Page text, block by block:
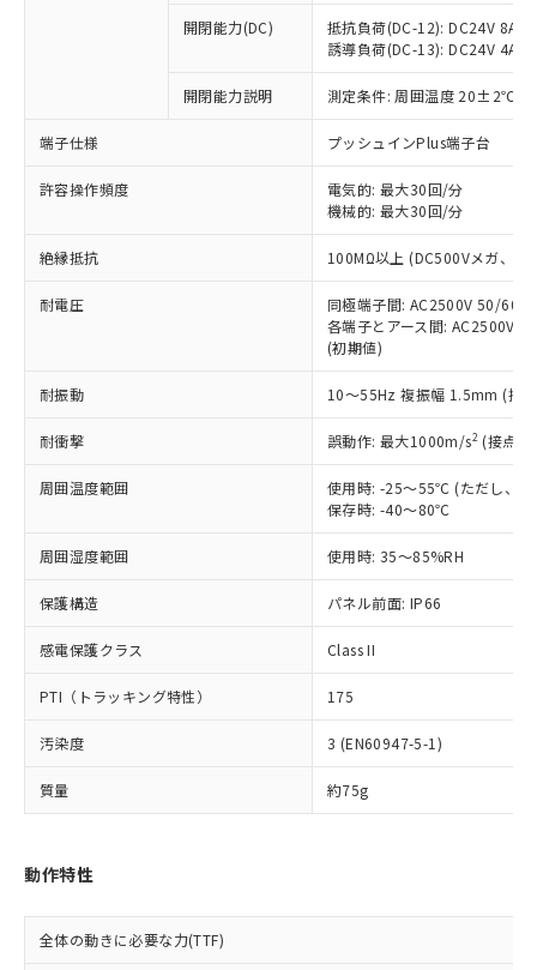
開閉能力(DC)
抵抗負荷(DC-12): DC24V 8A/
誘導負荷(DC-13): DC24V 4A/
開閉能力説明 測定条件: 周囲温度 20±2℃、
端子仕様 プッシュインPlus端子台
許容操作頻度
電気的: 最大30回/分
機械的: 最大30回/分
絶縁抵抗 100MΩ以上 (DC500Vメガ、点
耐電圧
同極端子間: AC2500V 50/
各端子とアース間: AC2500V
(初期値)
耐振動 10～55Hz 複振幅 1.5mm (接
耐衝撃 誤動作: 最大1000m/s2 (接点
周囲温度範囲
使用時: -25～55℃ (ただし、氷
保存時: -40～80℃
周囲湿度範囲 使用時: 35～85%RH
保護構造 パネル前面: IP66
感電保護クラス Class II
PTI（トラッキング特性） 175
汚染度 3 (EN60947-5-1)
質量 約75g
動作特性
全体の動きに必要な力(TTF)
商品の当社在庫状況および標準価格
(税抜)を提供させていただくもので
当社制御機器事業取扱商品の中には、
本サービスの対象外となる商品もある
ことをご了承ください。
在庫状況および標準価格照会結果は、
記載している更新日時点での社内デー
タに基づき作成されるものであり、閲
覧された時点での実際の在庫および標
準価格とは異なる場合があることをご
正式な納期状況および標準価格はお客
様のお取引先、またはお客様担当のオ
ムロン制御機器販売店・当社販売員に
オムロン制御機器販売店や当社販売拠
販売ネットワーク
」をご確認
在庫状況および標準価格結果を当社の
事前の承諾なく第三者に漏洩または開
示しないようお願いします。
マイパーツ機能（部品リスト作成サー
ビス）をご利用いただくには、I-Web
メンバーズにご登録されている必要が
あります。
お客様が当ウェブサイト上で当社にご
登録された部品リストについて、当社
および当社の共同利用者が、当社の製
品・サービスに関するお客様との取
引・商談に必要な範囲で利用すること
非含有の対応状況を調査中または確認中の
非該当品：ライセンス料など無形物で、有
害物質有無と関係のない商品です。
いたものが、含有品と判明した場合などや
むを得ず変更することがあります。
鉛(Pb) 1000ppm以下、 水銀(Hg) 1000ppm以下、 カド
六価クロム(Cr(Ⅵ)) 1000ppm以下、ポリ臭化ビフェニル
類(PBB) 1000ppm以下、ポリ臭化ジフェニルエーテル類
(PBDE) 1000ppm以下、フタル酸ビス(2-エチルヘキシ
ル) (DEHP)(別名：DOP) 1000ppm以下、フタル酸ブチ
ルベンジル（BBP） 1000ppm以下、フタル酸ジブチル
（DBP） 1000ppm以下、フタル酸ジイソブチル
但し、RoHS指令で産業用監視および制御機器に対する
図的な使用がないことを確認しています。
部品在庫の切り替え状況などにより、予定
月が前後することがあります。
※3 非含有証明書ダウンロード
下記の非含有証明書をダウンロードするこ
EU RoHS指令（10物質）の非含有証明書
ものではありません。
また、RoHS指令のフタル酸エステル類４
「○」：最大均質材料含有率が中国RoHSの
基準値以下であることを示します。
「×」：最大均質材料含有率が中国RoHSの
基準値を超えていることを示します。
い合わせください。
*中国RoHS10物質の基準値 (GB/T26572)：
Pb(鉛) :1000ppm、 Hg(水銀) : 1000ppm、 Cd(カドミウ
ム) : 100ppm、
Cr(Ⅵ)(六価クロム) : 1000ppm、 PBBs(ポリ臭化ビフェ
ニル類) : 1000ppm、 PBDEs(ポリ臭化ジフェニルエーテ
DBP(フタル酸ジブチル) : 1000ppm、 DIBP(フタル酸ジ
イソブチル) : 1000ppm、 BBP(フタル酸ブチルベンジ
DEHP(フタル酸ビス(2-エチルヘキシル)) : 1000ppm
「ｅ」：有害物質（10物質）のすべてが基
準値以下であることを示します。
「10」：通常の使用状況下において有害物
質が外部に漏えいし、環境に深刻な影響を
及ぼさない年数を意味します。
「－」：未確認です。当社販売部門へお問
当社は、これら貴社製品のうち、外国
為替および外国貿易法に定める商品
（以下｢規制貨物等」という）を輸出
または国外への提供する場合は、日本
国政府の輸出許可(または役務取引許
可)を取得するなどの必要な手続きを
当社は規制貨物を破棄する場合は、完
全に破砕するなど、違法に輸出されな
いよう必要な手段を講じます。
当社は貴社製品を、核兵器、ミサイ
ル、化学兵器、生物兵器またはその他
武器並びにこれらの製造装置等に一切
当社は、貴社製品を第三者に販売する
場合は、上記1、2および3の内容を当
該第三者に通知します。また当社は、
販売先および販売に係わる関係者が違
法に輸出するおそれがある場合は、取
り引きをいたしません。
キャンセル
一定数以上の在庫あり
一定数には満たないが在庫あり
在庫なし(最新の在庫状況につ
いては、お客様のお取引先、ま
たはお客様担当のオムロン制御
機器販売店・当社販売員にご確
受注生産機種、また在庫状況の
情報を公開していない機種